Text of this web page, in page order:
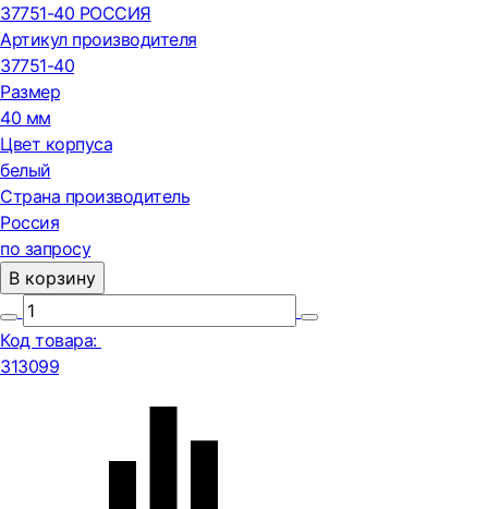
37751-40 РОССИЯ
Артикул производителя
37751-40
Размер
40 мм
Цвет корпуса
белый
Страна производитель
Россия
по запросу
В корзину
Код товара:
313099